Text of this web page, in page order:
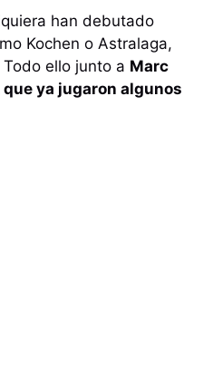
han debutado
Kochen o Astralaga,
ello junto a Marc
ya jugaron algunos